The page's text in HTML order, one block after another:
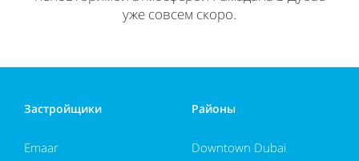
уже совсем скоро.
Застройщики
Emaar
Районы
Downtown Dubai